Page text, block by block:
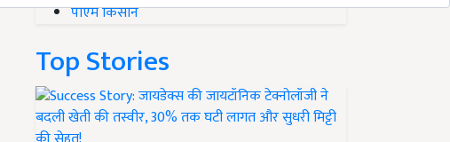
पीएम किसान
Top Stories